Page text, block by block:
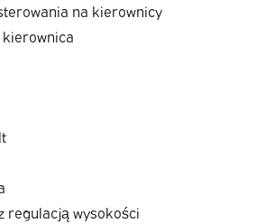
na kierownicy
regulacją wysokości